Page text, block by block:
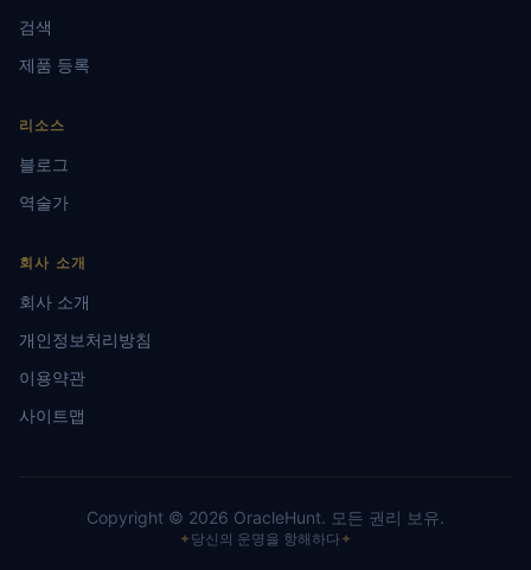
검색
제품 등록
리소스
블로그
역술가
회사 소개
회사 소개
개인정보처리방침
이용약관
사이트맵
Copyright © 2026 OracleHunt. 모든 권리 보유.
✦ 당신의 운명을 항해하다 ✦